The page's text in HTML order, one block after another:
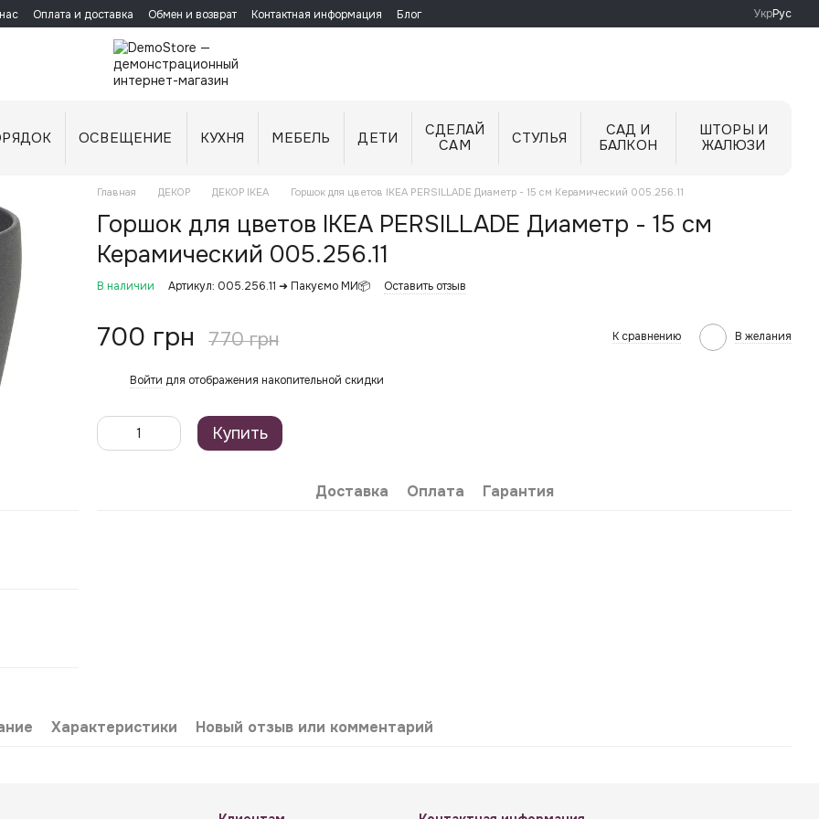
Оплата и доставка Обмен и возврат Контактная информация Блог УкрРус
ОСВЕЩЕНИЕ КУХНЯ МЕБЕЛЬ ДЕТИ
СДЕЛАЙ
САМ
СТУЛЬЯ
САД И
БАЛКОН
ШТОРЫ И
ЖАЛЮЗИ
Главная ДЕКОР ДЕКОР IKEA Горшок для цветов IKEA PERSILLADE Диаметр - 15 см Керамический 005.256.11
Горшок для цветов IKEA PERSILLADE Диаметр - 15 см
Керамический 005.256.11
В наличии Артикул: 005.256.11 ➜ Пакуємо МИ📦 Оставить отзыв
700 грн 770 грн К сравнению В желания
Войти для отображения накопительной скидки
Купить
Доставка Оплата Гарантия
Характеристики Новый отзыв или комментарий